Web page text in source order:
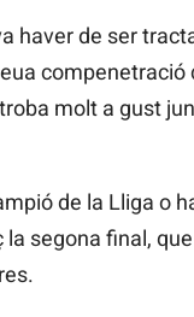
haver de ser
molt a gust
de la Lliga o
segona final,